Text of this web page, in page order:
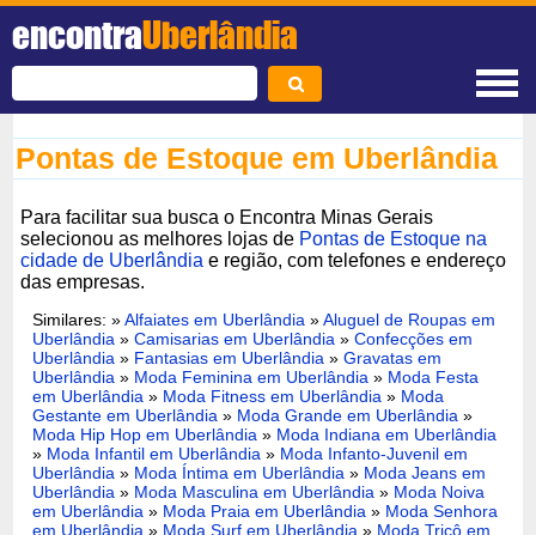
encontraUberlândia
Pontas de Estoque em Uberlândia
Para facilitar sua busca o Encontra Minas Gerais
selecionou as melhores lojas de Pontas de Estoque na
cidade de Uberlândia e região, com telefones e endereço
das empresas.
Similares: »Alfaiates em Uberlândia »Aluguel de Roupas em
Uberlândia »Camisarias em Uberlândia »Confecções em
Uberlândia » Fantasias em Uberlândia »Gravatas em
Uberlândia » Moda Feminina em Uberlândia » Moda Festa
em Uberlândia » Moda Fitness em Uberlândia » Moda
Gestante em Uberlândia » Moda Grande em Uberlândia »
Moda Hip Hop em Uberlândia » Moda Indiana em Uberlândia
» Moda Infantil em Uberlândia » Moda Infanto-Juvenil em
Uberlândia » Moda Íntima em Uberlândia » Moda Jeans em
Uberlândia » Moda Masculina em Uberlândia » Moda Noiva
em Uberlândia » Moda Praia em Uberlândia » Moda Senhora
em Uberlândia » Moda Surf em Uberlândia » Moda Tricô em